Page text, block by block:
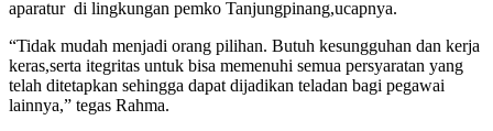
aparatur di lingkungan pemko Tanjungpinang,ucapnya.
“Tidak mudah menjadi orang pilihan. Butuh kesungguhan dan kerja
keras,serta itegritas untuk bisa memenuhi semua persyaratan yang
telah ditetapkan sehingga dapat dijadikan teladan bagi pegawai
lainnya,” tegas Rahma.